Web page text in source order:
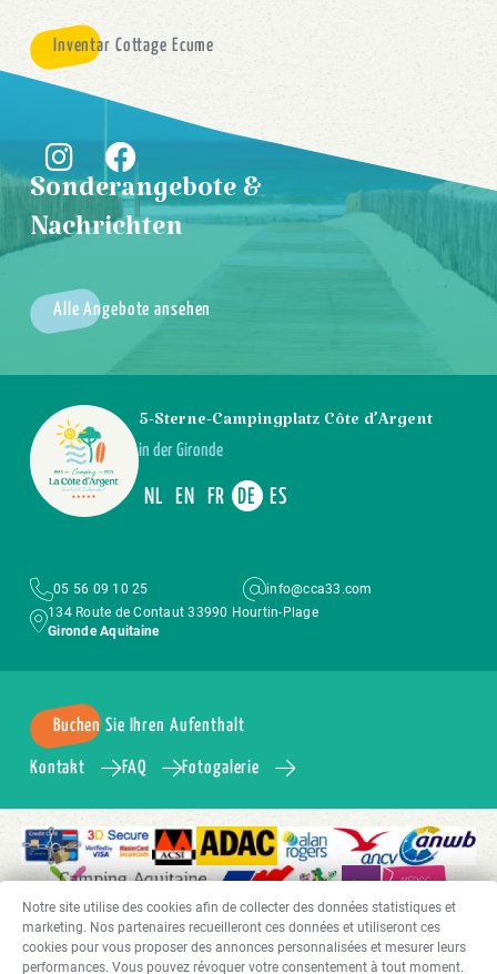
Notre site utilise des cookies afin de collecter des données statistiques et
marketing. Nos partenaires recueilleront ces données et utiliseront ces
cookies pour vous proposer des annonces personnalisées et mesurer leurs
performances. Vous pouvez révoquer votre consentement à tout moment.
Inventar Cottage Ecume
Sonderangebote &
Nachrichten
Alle Angebote ansehen
5-Sterne-Campingplatz Côte d’Argent
in der Gironde
NL EN FR DE ES
05 56 09 10 25
info@cca33.com
134 Route de Contaut 33990 Hourtin-Plage
Gironde Aquitaine
Buchen Sie Ihren Aufenthalt
Kontakt FAQ Fotogalerie
Copyright 2024 Camping Côte d’Argent – 5-Sterne-Campingplatz – Aquitaine | Alle Rechte